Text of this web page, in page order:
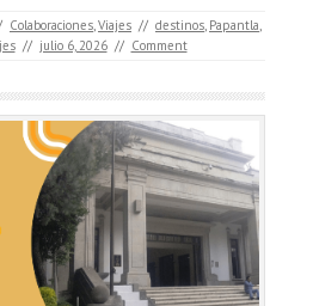
Colaboraciones Viajes // destinos Papantla
// julio 6, 2026 // Comment